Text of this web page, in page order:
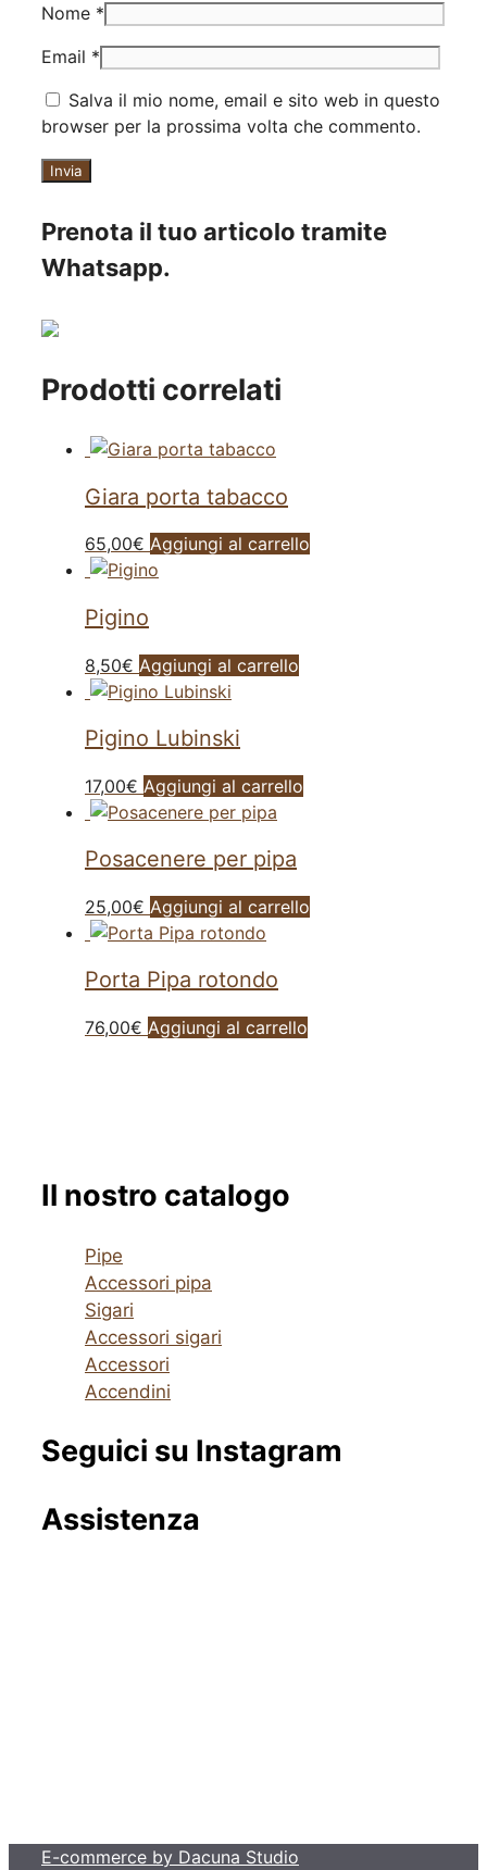
Nome *
Email *
Salva il mio nome, email e sito web in questo
browser per la prossima volta che commento.
Prenota il tuo articolo tramite
Whatsapp.
Prodotti correlati
Giara porta tabacco
65,00€ Aggiungi al carrello
Pigino
8,50€ Aggiungi al carrello
Pigino Lubinski
17,00€ Aggiungi al carrello
Posacenere per pipa
25,00€ Aggiungi al carrello
Porta Pipa rotondo
76,00€ Aggiungi al carrello
Il nostro catalogo
Pipe
Accessori pipa
Sigari
Accessori sigari
Accessori
Accendini
Seguici su Instagram
Assistenza
E-commerce by Dacuna Studio